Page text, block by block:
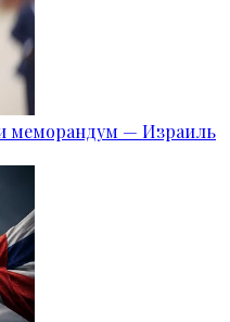
меморандум — Израиль